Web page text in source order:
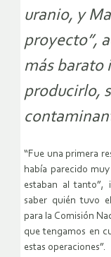
uranio, y
proyecto”,
más barato
producirlo,
“Fue una primera
había parecido
estaban al tanto”,
saber quién tuvo
para la Comisión
que tengamos en
estas operaciones”.